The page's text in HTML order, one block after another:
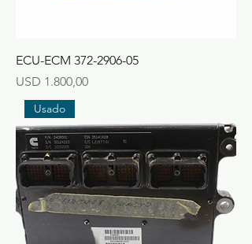
ECU-ECM 372-2906-05
Precio
USD 1.800,00
Usado